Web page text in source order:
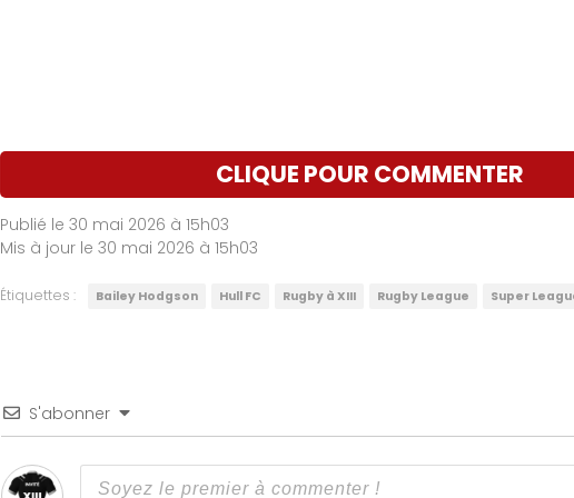
CLIQUE POUR COMMENTER
Publié le 30 mai 2026 à 15h03
Mis à jour le 30 mai 2026 à 15h03
Étiquettes : Bailey Hodgson Hull FC Rugby à XIII Rugby League Super
S'abonner